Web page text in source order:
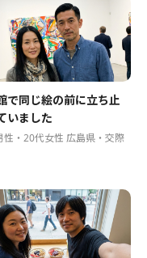
で同じ絵の前に立ち止
いました
性・20代女性 広島県・交際